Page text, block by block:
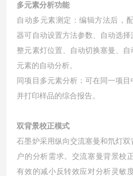
多元素分析功能
自动多元素测定：编辑方法后，
器可自动设置方法参数、自动选
整元素灯位置、自动切换塞曼、
元素的自动分析。
同项目多元素分析：可在同一项
并打印样品的综合报告。
双背景校正模式
石墨炉采用纵向交流塞曼和氘灯
户的分析需求。交流塞曼背景校
有效的减小反转效应对分析灵敏